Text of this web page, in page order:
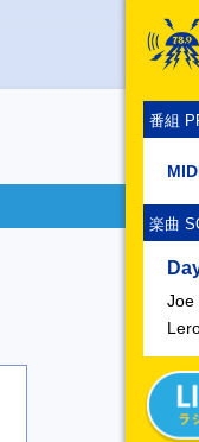
番組
楽曲
Joe